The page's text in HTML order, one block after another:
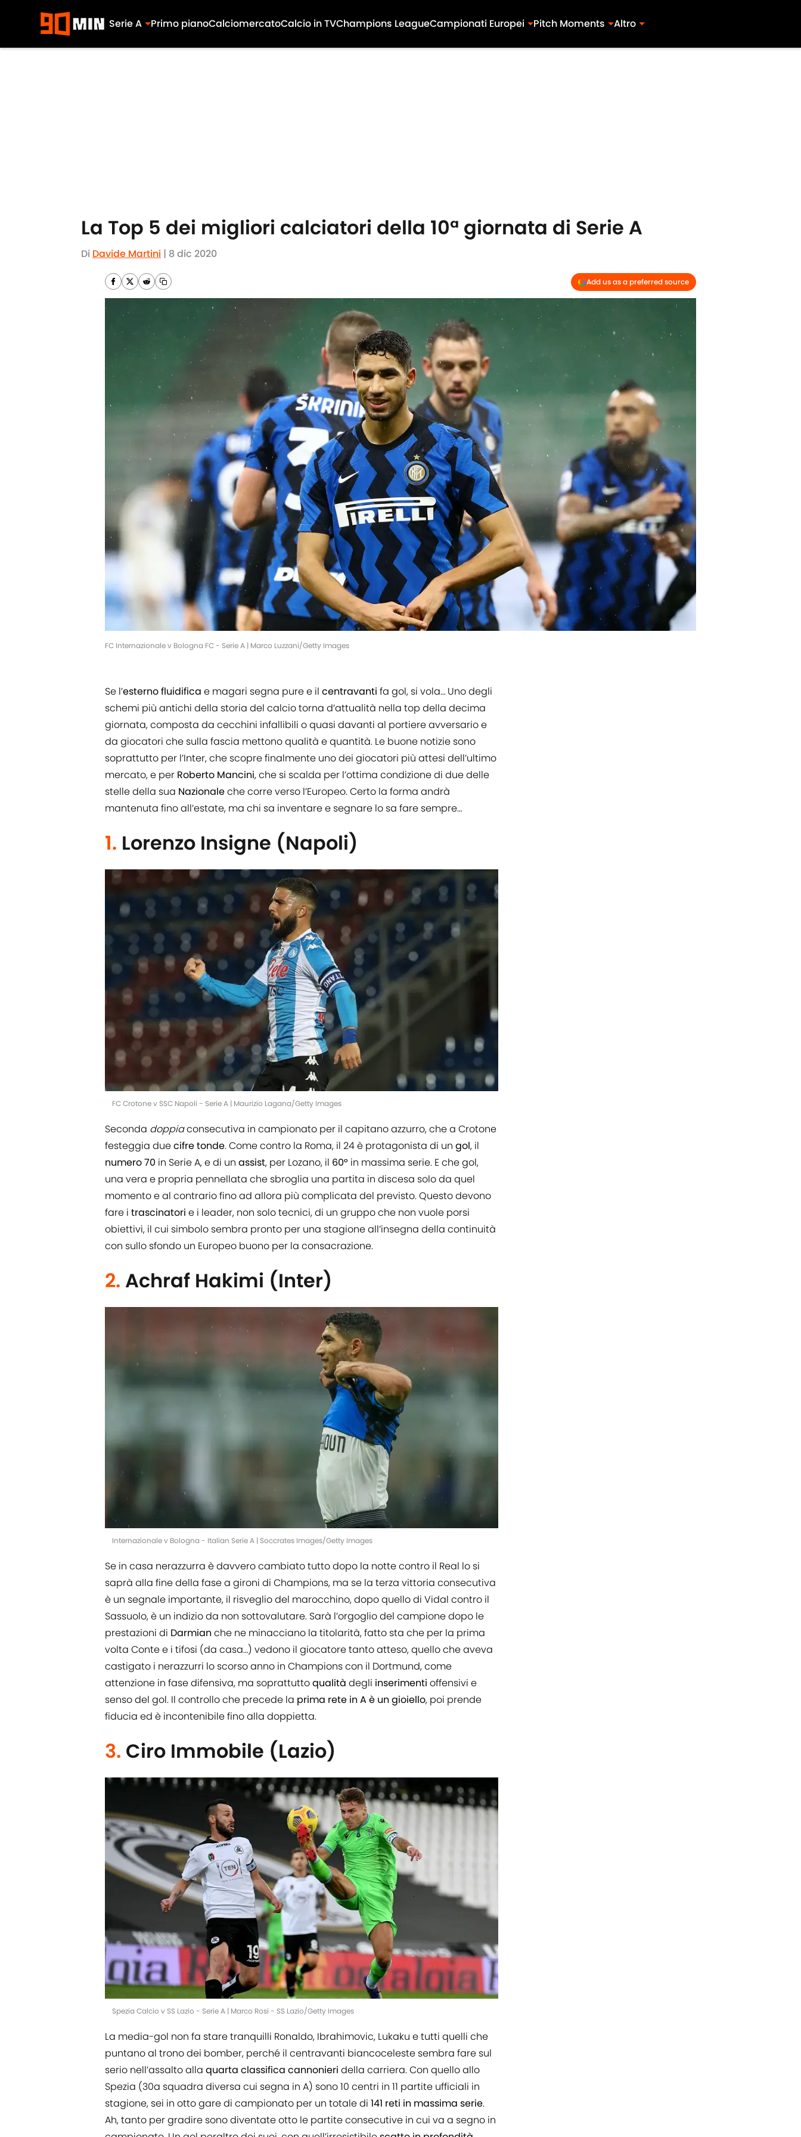
Serie A Primo pianoCalciomercatoCalcio in TVChampions LeagueCampionati Europei Pitch Moments Altro
La Top 5 dei migliori calciatori della 10ª giornata di Serie A
Di Davide Martini | 8 dic 2020
Add us as a preferred source
FC Internazionale v Bologna FC - Serie A | Marco Luzzani/Getty Images
Se l’esterno fluidifica e magari segna pure e il centravanti fa gol, si vola… Uno degli
schemi più antichi della storia del calcio torna d’attualità nella top della decima
giornata, composta da cecchini infallibili o quasi davanti al portiere avversario e
da giocatori che sulla fascia mettono qualità e quantità. Le buone notizie sono
soprattutto per l’Inter, che scopre finalmente uno dei giocatori più attesi dell’ultimo
mercato, e per Roberto Mancini, che si scalda per l’ottima condizione di due delle
stelle della sua Nazionaleche corre verso l’Europeo. Certo la forma andrà
mantenuta fino all’estate, ma chi sa inventare e segnare lo sa fare sempre…
1. Lorenzo Insigne (Napoli)
FC Crotone v SSC Napoli - Serie A | Maurizio Lagana/Getty Images
Seconda doppiaconsecutiva in campionato per il capitano azzurro, che a Crotone
festeggia duecifre tonde. Come contro la Roma, il 24 è protagonista di un gol, il
numero 70 in Serie A, e di un assist, per Lozano, il 60° in massima serie. E che gol,
una vera e propria pennellata che sbroglia una partita in discesa solo da quel
momento e al contrario fino ad allora più complicata del previsto. Questo devono
fare i trascinatori e i leader, non solo tecnici, di un gruppo che non vuole porsi
obiettivi, il cui simbolo sembra pronto per una stagione all’insegna della continuità
con sullo sfondo un Europeo buono per la consacrazione.
2. Achraf Hakimi (Inter)
Internazionale v Bologna - Italian Serie A | Soccrates Images/Getty Images
Se in casa nerazzurra è davvero cambiato tutto dopo la notte contro il Real lo si
saprà alla fine della fase a gironi di Champions, ma se la terza vittoria consecutiva
è un segnale importante, il risveglio del marocchino, dopo quello di Vidal contro il
Sassuolo, è un indizio da non sottovalutare. Sarà l’orgoglio del campione dopo le
prestazioni di Darmian che ne minacciano la titolarità, fatto sta che per la prima
volta Conte e i tifosi (da casa…) vedono il giocatore tanto atteso, quello che aveva
castigato i nerazzurri lo scorso anno in Champions con il Dortmund, come
attenzione in fase difensiva, ma soprattuttoqualità degli inserimenti offensivi e
senso del gol. Il controllo che precede la prima rete in A è un gioiello, poi prende
fiducia ed è incontenibile fino alla doppietta.
3. Ciro Immobile (Lazio)
Spezia Calcio v SS Lazio - Serie A | Marco Rosi - SS Lazio/Getty Images
La media-gol non fa stare tranquilli Ronaldo, Ibrahimovic, Lukaku e tutti quelli che
puntano al trono dei bomber, perché il centravanti biancoceleste sembra fare sul
serio nell’assalto alla quarta classifica cannonieri della carriera. Con quello allo
Spezia (30a squadra diversa cui segna in A) sono 10 centri in 11 partite ufficiali in
stagione, sei in otto gare di campionato per un totale di 141 reti in massima serie.
Ah, tanto per gradire sono diventate otto le partite consecutive in cui va a segno in